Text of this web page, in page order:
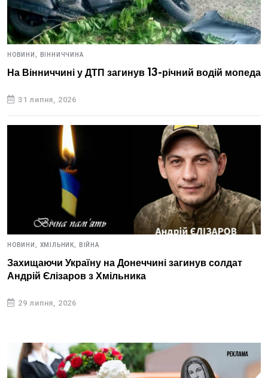
НОВИНИ, ВІННИЧЧИНА
На Вінниччині у ДТП загинув 13-річний водій мопеда
31 липня, 2026
НОВИНИ, ХМІЛЬНИК, ВІЙНА
Захищаючи Україну на Донеччині загинув солдат
Андрій Єлізаров з Хмільника
29 липня, 2026